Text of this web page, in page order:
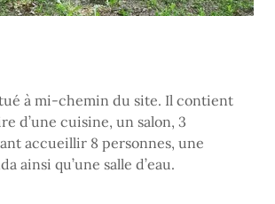
à mi-chemin du site. Il contient
d’une cuisine, un salon, 3
accueillir 8 personnes, une
ainsi qu’une salle d’eau.